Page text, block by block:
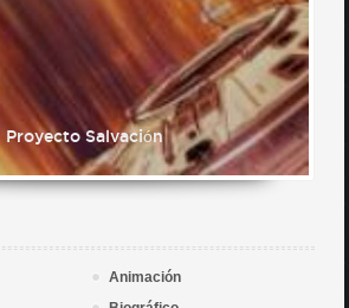
Proyecto Salvación
Animación